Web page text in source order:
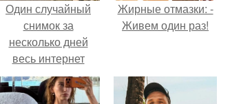
Один случайный
снимок за
несколько дней
весь интернет
облетел.
Жирные отмазки: -
Живем один раз!